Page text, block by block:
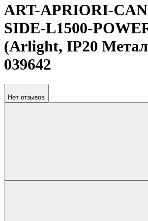
ART-APRIORI-
SIDE-L1500-
(Arlight, IP20
039642
Нет отзывов